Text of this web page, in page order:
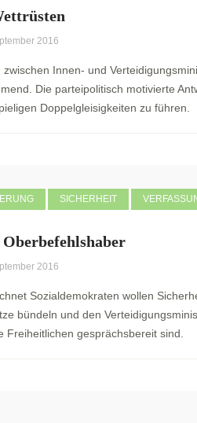
2016
zwischen Innen- und
Die parteipolitisch motivierte
Doppelgleisigkeiten zu führen.
SICHERHEIT
2016
Sozialdemokraten wollen
bündeln und den
Freiheitlichen gesprächsbereit sind.